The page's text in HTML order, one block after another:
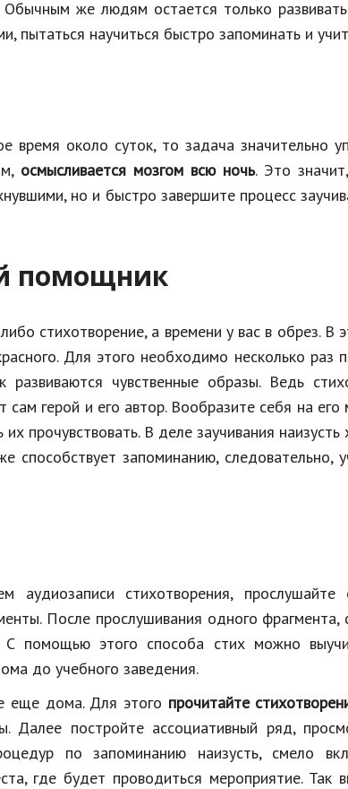
же людям остается только
пытаться научиться быстро запоминать и
время около суток, то задача значительно
осмысливается мозгом всю ночь. Это
но и быстро завершите процесс
помощник
стихотворение, а времени у вас в обрез. В
Для этого необходимо несколько раз
развиваются чувственные образы. Ведь
сам герой и его автор. Вообразите себя на его
прочувствовать. В деле заучивания
способствует запоминанию, следовательно,
аудиозаписи стихотворения, прослушайте
После прослушивания одного фрагмента,
С помощью этого способа стих можно
до учебного заведения.
еще дома. Для этого прочитайте
Далее постройте ассоциативный ряд,
по запоминанию наизусть, смело
где будет проводиться мероприятие. Так